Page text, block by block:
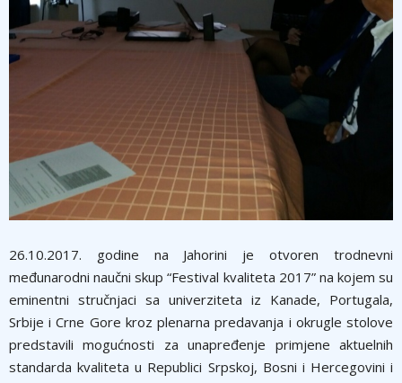
26.10.2017. godine na Jahorini je otvoren trodnevni
međunarodni naučni skup “Festival kvaliteta 2017” na kojem su
eminentni stručnjaci sa univerziteta iz Kanade, Portugala,
Srbije i Crne Gore kroz plenarna predavanja i okrugle stolove
predstavili mogućnosti za unapređenje primjene aktuelnih
standarda kvaliteta u Republici Srpskoj, Bosni i Hercegovini i